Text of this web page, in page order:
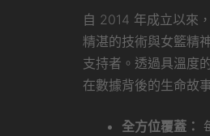
自 2014 年成立以來，
精湛的技術與女籃精
支持者。透過具溫度
在數據背後的生命故
全方位覆蓋：